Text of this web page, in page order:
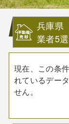
兵庫県
業者5選
現在、この条
れているデー
せん。